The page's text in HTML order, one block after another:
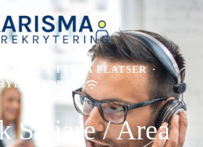
FLERA PLATSER ·
HYBRIDARBETE
Säljare / Area